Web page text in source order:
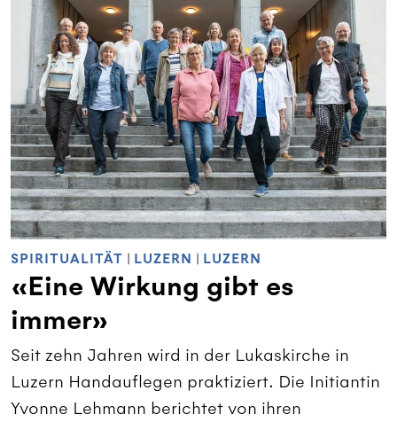
SPIRITUALITÄT LUZERN LUZERN
«Eine Wirkung gibt es
immer»
Seit zehn Jahren wird in der Lukaskirche in
Luzern Handauflegen praktiziert. Die Initiantin
Yvonne Lehmann berichtet von ihren